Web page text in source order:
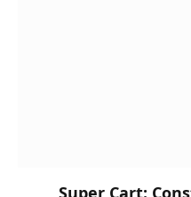
Super Cart: